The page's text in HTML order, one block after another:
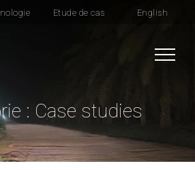
Etude de cas English
: Case studies